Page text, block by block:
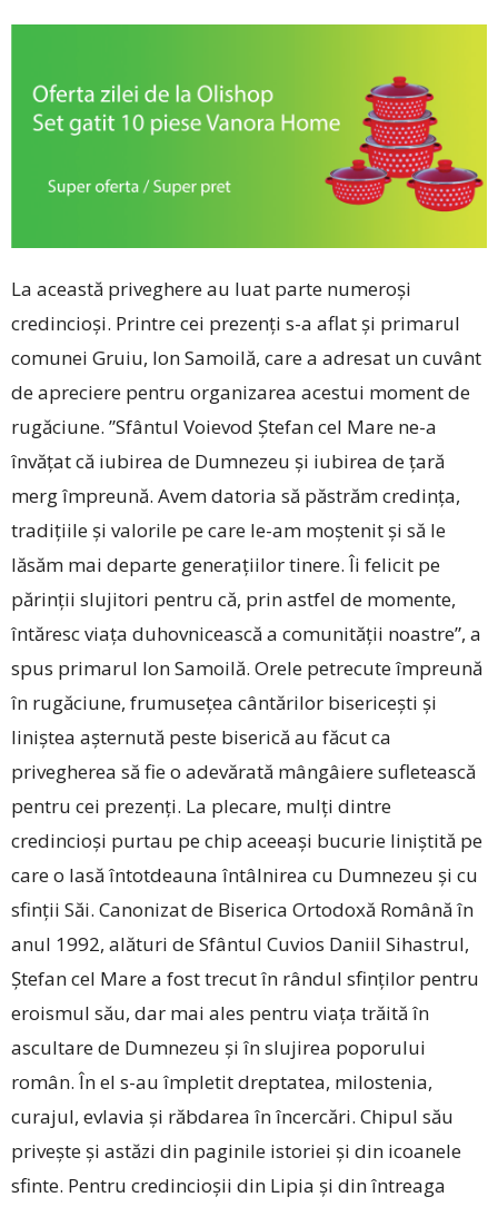
La această priveghere au luat parte numeroși
credincioși. Printre cei prezenți s-a aflat și primarul
comunei Gruiu, Ion Samoilă, care a adresat un cuvânt
de apreciere pentru organizarea acestui moment de
rugăciune. ”Sfântul Voievod Ștefan cel Mare ne-a
învățat că iubirea de Dumnezeu și iubirea de țară
merg împreună. Avem datoria să păstrăm credința,
tradițiile și valorile pe care le-am moștenit și să le
lăsăm mai departe generațiilor tinere. Îi felicit pe
părinții slujitori pentru că, prin astfel de momente,
întăresc viața duhovnicească a comunității noastre”, a
spus primarul Ion Samoilă. Orele petrecute împreună
în rugăciune, frumusețea cântărilor bisericești și
liniștea așternută peste biserică au făcut ca
privegherea să fie o adevărată mângâiere sufletească
pentru cei prezenți. La plecare, mulți dintre
credincioși purtau pe chip aceeași bucurie liniștită pe
care o lasă întotdeauna întâlnirea cu Dumnezeu și cu
sfinții Săi. Canonizat de Biserica Ortodoxă Română în
anul 1992, alături de Sfântul Cuvios Daniil Sihastrul,
Ștefan cel Mare a fost trecut în rândul sfinților pentru
eroismul său, dar mai ales pentru viața trăită în
ascultare de Dumnezeu și în slujirea poporului
român. În el s-au împletit dreptatea, milostenia,
curajul, evlavia și răbdarea în încercări. Chipul său
privește și astăzi din paginile istoriei și din icoanele
sfinte. Pentru credincioșii din Lipia și din întreaga